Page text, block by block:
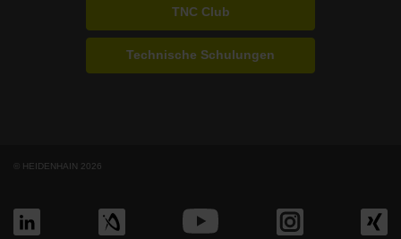
TNC Club
Technische Schulungen
© HEIDENHAIN 2026